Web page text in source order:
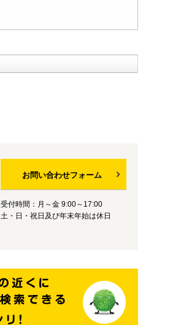
お問い合わせフォーム
受付時間：月～金 9:00～17:00
土・日・祝日及び年末年始は休日